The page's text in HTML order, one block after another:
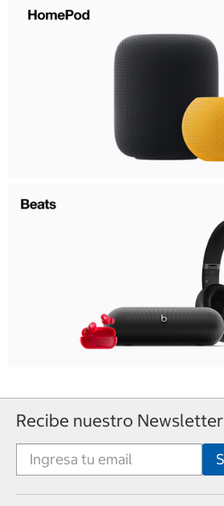
Recibe nuestro Newsletter